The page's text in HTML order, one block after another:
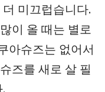
미끄럽습니다.
이 올 때는 별로
아슈즈는 없어서
즈를 새로 살 필